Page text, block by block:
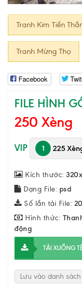
Tranh Kim Tiền
Tranh Mừng Thọ
Facebook
FILE HÌNH
250 Xèng
VIP 1 225
Kích thước:
Dạng File: psd
Số lần tải File:
Hình thức:
động
TẢI XUỐNG
Lưu vào danh